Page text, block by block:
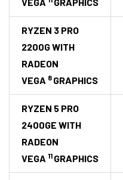
RYZEN 3 PRO
2200G WITH
RADEON
VEGA 8 GRAPHICS
RYZEN 5 PRO
2400GE WITH
RADEON
VEGA 11 GRAPHICS